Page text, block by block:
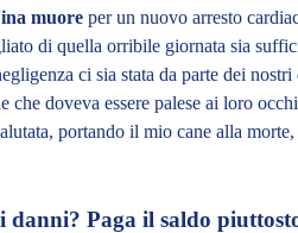
muore per un nuovo arresto
di quella orribile giornata sia
ci sia stata da parte dei
che doveva essere palese ai loro
portando il mio cane alla
Paga il saldo